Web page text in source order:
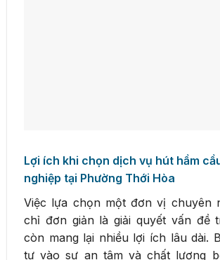
Lợi ích khi chọn dịch vụ hút hầm
nghiệp tại Phường Thới Hòa
Việc lựa chọn một đơn vị chuyên
chỉ đơn giản là giải quyết vấn đề
còn mang lại nhiều lợi ích lâu dài.
tư vào sự an tâm và chất lượng